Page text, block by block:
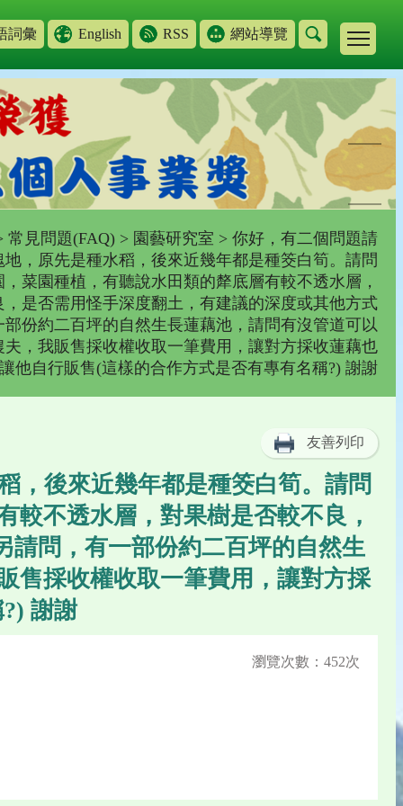
詞彙 English RSS 網站導覽
常見問題(FAQ) > 園藝研究室 > 你好，有二個問題請
，原先是種水稻，後來近幾年都是種筊白筍。請問
菜園種植，有聽說水田類的犛底層有較不透水層，
是否需用怪手深度翻土，有建議的深度或其他方式
部份約二百坪的自然生長蓮藕池，請問有沒管道可以
，我販售採收權收取一筆費用，讓對方採收蓮藕也
讓他自行販售(這樣的合作方式是否有專有名稱?) 謝謝
友善列印
，後來近幾年都是種筊白筍。請問
較不透水層，對果樹是否較不良，
請問，有一部份約二百坪的自然生
售採收權收取一筆費用，讓對方採
謝謝
瀏覽次數：452次